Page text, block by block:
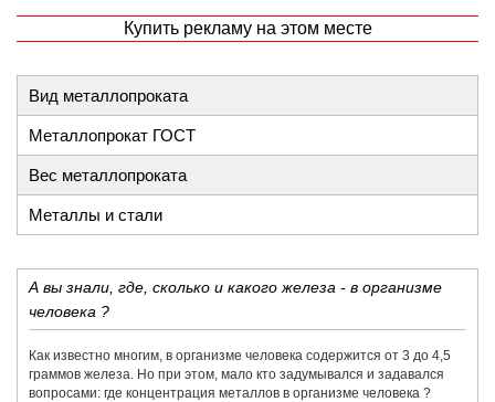
Купить рекламу на этом месте
Вид металлопроката
Металлопрокат ГОСТ
Вес металлопроката
Металлы и стали
А вы знали, где, сколько и какого железа - в организме
человека ?
Как известно многим, в организме человека содержится от 3 до 4,5
граммов железа. Но при этом, мало кто задумывался и задавался
вопросами: где концентрация металлов в организме человека ?